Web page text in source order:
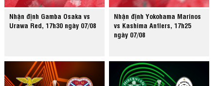
Nhận định Gamba Osaka vs
Urawa Red, 17h30 ngày 07/08
Nhận định Yokohama Marinos
vs Kashima Antlers, 17h25
ngày 07/08